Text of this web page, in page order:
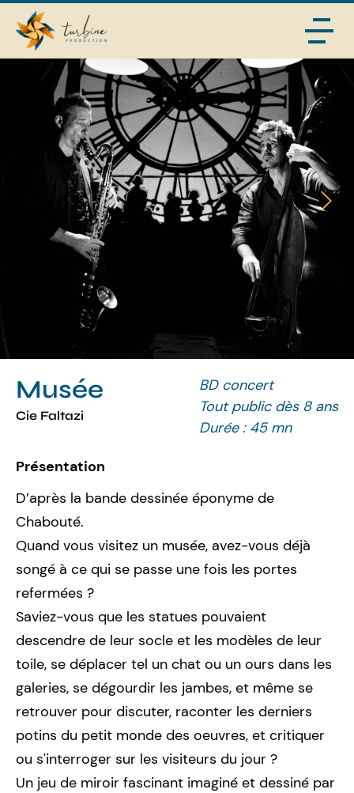
Musée
Cie Faltazi
BD concert
Tout public dès 8 ans
Durée : 45 mn
Présentation
D’après la bande dessinée éponyme de
Chabouté.
Quand vous visitez un musée, avez-vous déjà
songé à ce qui se passe une fois les portes
refermées ?
Saviez-vous que les statues pouvaient
descendre de leur socle et les modèles de leur
toile, se déplacer tel un chat ou un ours dans les
galeries, se dégourdir les jambes, et même se
retrouver pour discuter, raconter les derniers
potins du petit monde des oeuvres, et critiquer
ou s'interroger sur les visiteurs du jour ?
Un jeu de miroir fascinant imaginé et dessiné par